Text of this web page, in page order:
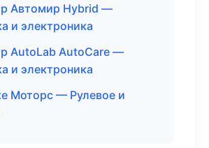
Автомир Hybrid —
и электроника
AutoLab AutoCare —
и электроника
Моторс — Рулевое и